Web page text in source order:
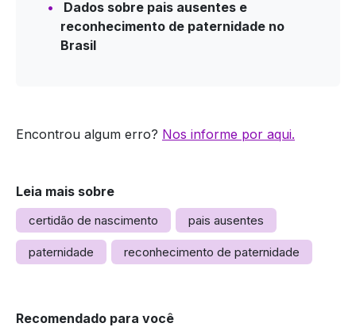
Dados sobre pais ausentes e
reconhecimento de paternidade no
Brasil
Encontrou algum erro? Nos informe por aqui.
Leia mais sobre
certidão de nascimento pais ausentes
paternidade reconhecimento de paternidade
Recomendado para você